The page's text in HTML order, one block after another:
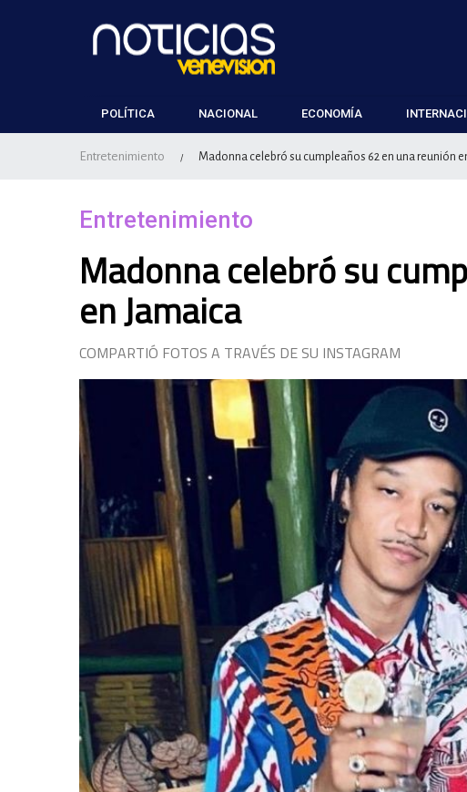
POLÍTICA NACIONAL ECONOMÍA
Entretenimiento / Madonna celebró su cumpleaños 62 en una reunión
Entretenimiento
Madonna celebró su
en Jamaica
COMPARTIÓ FOTOS A TRAVÉS DE SU INSTAGRAM